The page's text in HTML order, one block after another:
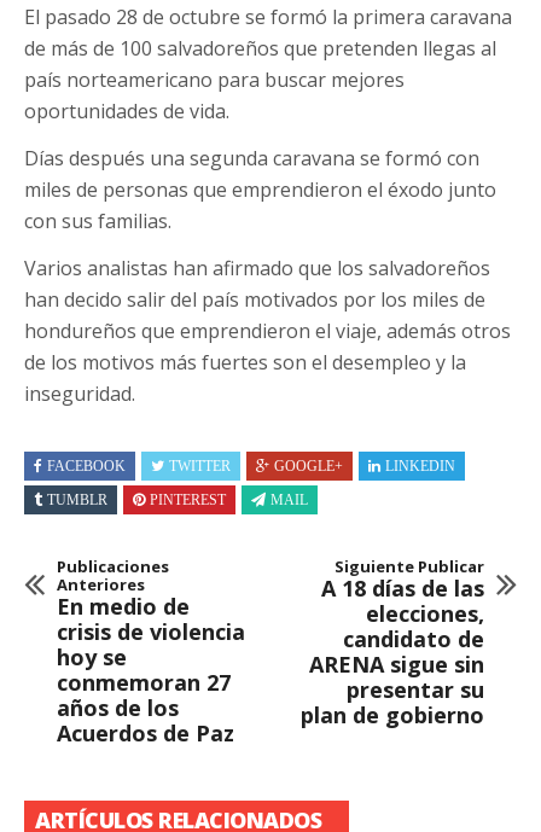
El pasado 28 de octubre se formó la primera caravana
de más de 100 salvadoreños que pretenden llegas al
país norteamericano para buscar mejores
oportunidades de vida.
Días después una segunda caravana se formó con
miles de personas que emprendieron el éxodo junto
con sus familias.
Varios analistas han afirmado que los salvadoreños
han decido salir del país motivados por los miles de
hondureños que emprendieron el viaje, además otros
de los motivos más fuertes son el desempleo y la
inseguridad.
FACEBOOK TWITTER GOOGLE+
LINKEDIN
TUMBLR
PINTEREST MAIL
Publicaciones
Anteriores
En medio de
crisis de violencia
hoy se
conmemoran 27
años de los
Acuerdos de Paz
Siguiente Publicar
A 18 días de las
elecciones,
candidato de
ARENA sigue sin
presentar su
plan de gobierno
ARTÍCULOS RELACIONADOS